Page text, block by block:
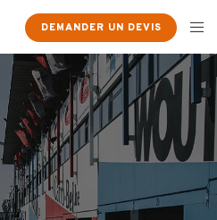
DEMANDER UN DEVIS ×